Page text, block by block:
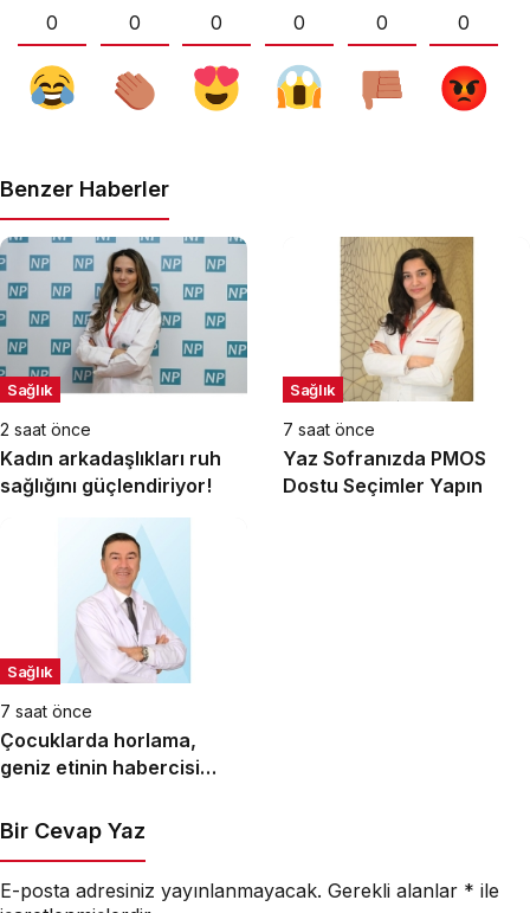
0 0 0 0 0 0
Benzer Haberler
Sağlık
2 saat önce
Kadın arkadaşlıkları ruh
sağlığını güçlendiriyor!
Sağlık
7 saat önce
Yaz Sofranızda PMOS
Dostu Seçimler Yapın
Sağlık
7 saat önce
Çocuklarda horlama,
geniz etinin habercisi
Bir Cevap Yaz
E-posta adresiniz yayınlanmayacak. Gerekli alanlar * ile